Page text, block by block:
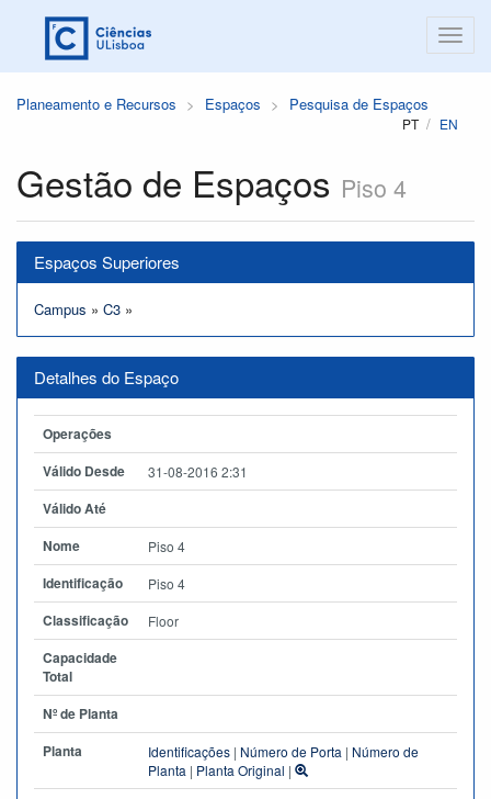
Planeamento e Recursos Espaços Pesquisa de Espaços
PT EN
Gestão de Espaços Piso 4
Espaços Superiores
Campus » C3 »
Detalhes do Espaço
Operações
Válido Desde
31-08-2016 2:31
Válido Até
Nome
Piso 4
Identificação Piso 4
Classificação Floor
Capacidade
Total
Nº de Planta
Planta
Identificações | Número de Porta | Número de
Planta | Planta Original |